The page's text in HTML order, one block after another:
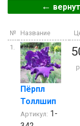
←
№ Название
1.
Пёрпл
Толлшип
Артикул: 1-